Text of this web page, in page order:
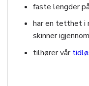
faste lengder
har en tetthet i
skinner
tilhører vår